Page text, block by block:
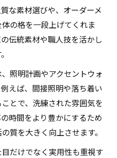
な素材選びや、オーダーメ
の格を一段上げてくれま
伝統素材や職人技を活かし
照明計画やアクセントウォ
えば、間接照明や落ち着い
とで、洗練された雰囲気を
時間をより豊かにするため
質を大きく向上させます。
だけでなく実用性も重視す